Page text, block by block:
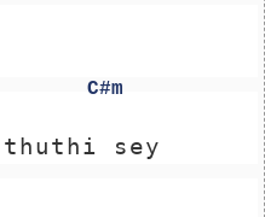
C#m
sey